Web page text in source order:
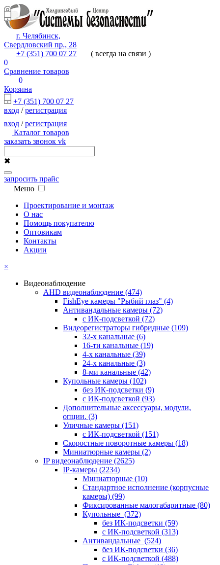
г. Челябинск,
Свердловский пр., 28
+7 (351) 700 07 27
( всегда на связи )
0
Сравнение товаров
0
Корзина
+7 (351) 700 07 27
вход /регистрация
вход /регистрация
Каталог товаров
заказать звонок vk
✖
запросить прайс
Меню
Проектирование и монтаж
О нас
Помощь покупателю
Оптовикам
Контакты
Акции
×
Видеонаблюдение
AHD видеонаблюдение (474)
FishEye камеры "Рыбий глаз" (4)
Антивандальные камеры (72)
с ИК-подсветкой (72)
Видеорегистраторы гибридные (109)
32-х канальные (6)
16-ти канальные (19)
4-х канальные (39)
24-х канальные (3)
8-ми канальные (42)
Купольные камеры (102)
без ИК-подсветки (9)
с ИК-подсветкой (93)
Дополнительные аксессуары, модули,
опции. (3)
Уличные камеры (151)
с ИК-подсветкой (151)
Скоростные поворотные камеры (18)
Миниатюрные камеры (2)
IP видеонаблюдение (2625)
IP-камеры (2234)
Миниатюрные (10)
Стандартное исполнение (корпусные
камеры) (99)
Фиксированные малогабаритные (80)
Купольные (372)
без ИК-подсветки (59)
с ИК-подсветкой (313)
Антивандальные (524)
без ИК-подсветки (36)
с ИК-подсветкой (488)